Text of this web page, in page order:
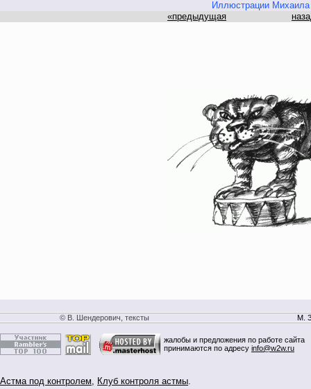
Иллюстрации Михаила
«предыдущая
© В. Шендерович, тексты М.
жалобы и предложения по работе сайта
принимаются по адресу info@w2w.ru
Астма под контролем, Клуб контроля астмы.